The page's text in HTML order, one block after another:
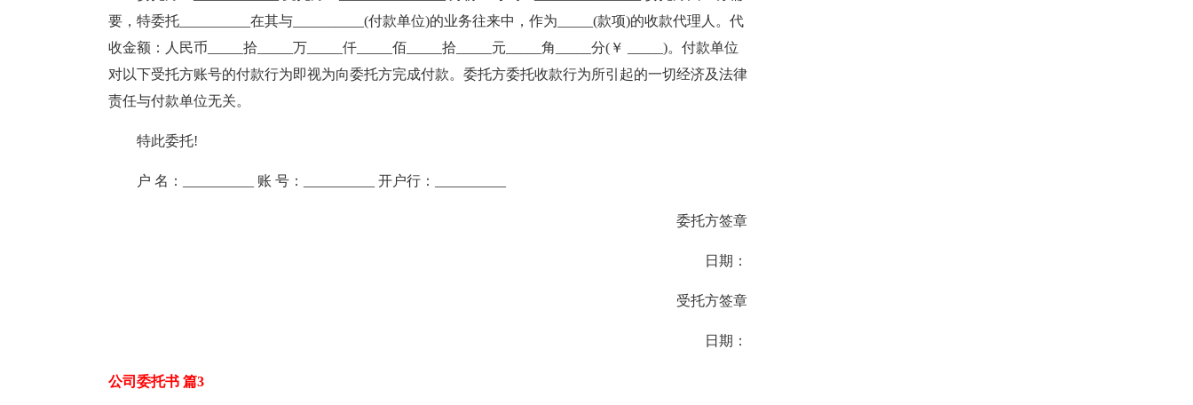
要，特委托__________在其与__________(付款单位)的业务往来中，作为_____(款项)的收款代理人。代
收金额：人民币_____拾_____万_____仟_____佰_____拾_____元_____角_____分(￥ _____)。付款单位
对以下受托方账号的付款行为即视为向委托方完成付款。委托方委托收款行为所引起的一切经济及法律
责任与付款单位无关。
特此委托!
户 名：__________ 账 号：__________ 开户行：__________
委托方签章
日期：
受托方签章
日期：
公司委托书 篇3